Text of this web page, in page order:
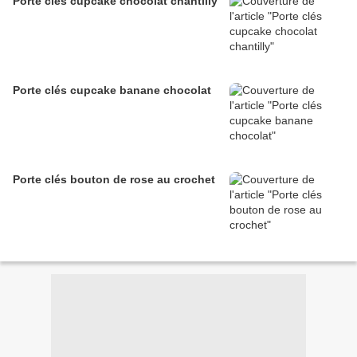
Porte clés cupcake banane chocolat
Porte clés bouton de rose au crochet